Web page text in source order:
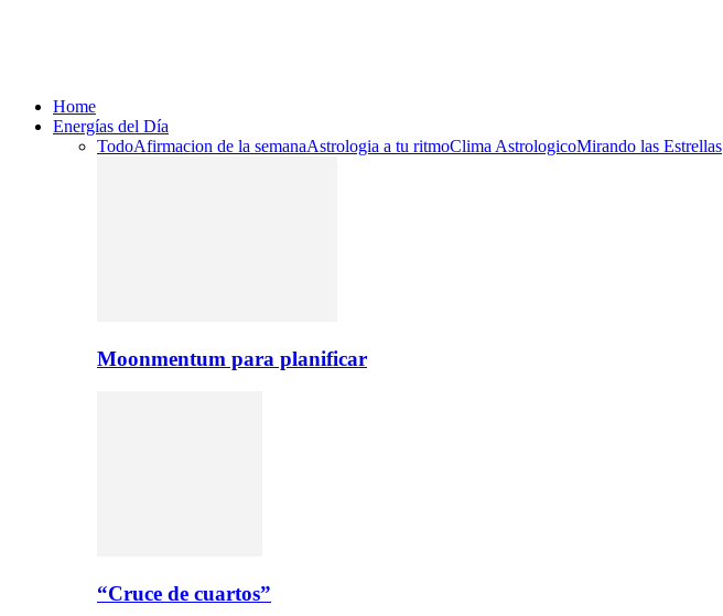
Home
Energías del Día
TodoAfirmacion de la semanaAstrologia a tu ritmoClima AstrologicoMirando las Estrellas
Moonmentum para planificar
“Cruce de cuartos”